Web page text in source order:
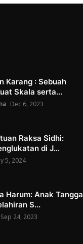
Karang : Sebuah
Skala serta...
Dec 6, 2023
Raksa Sidhi:
di J...
5, 2024
Harum: Anak Tangga
S...
Sep 24, 2023